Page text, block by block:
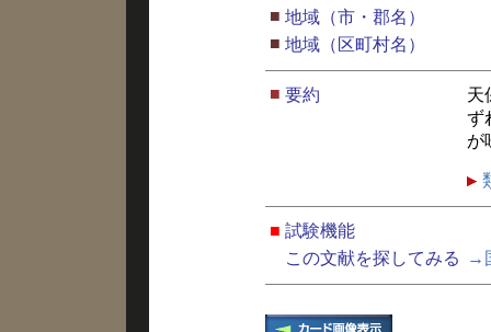
■ 地域（市・郡名）
■ 地域（区町村名）
■ 要約
天
ず
が
■ 試験機能
この文献を探してみる
→